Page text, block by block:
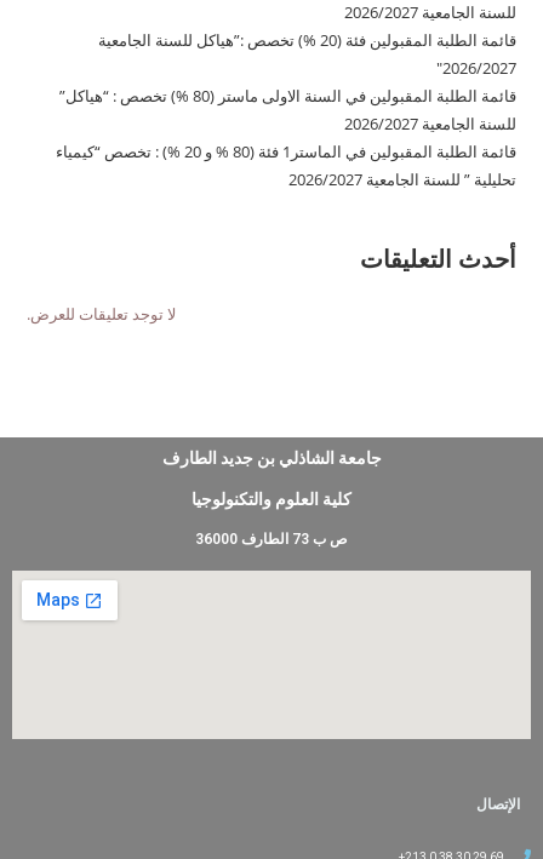
للسنة الجامعية 2026/2027
قائمة الطلبة المقبولين فئة (20 %) تخصص :”هياكل للسنة الجامعية
2026/2027″
قائمة الطلبة المقبولين في السنة الاولى ماستر (80 %) تخصص : “هياكل”
للسنة الجامعية 2026/2027
قائمة الطلبة المقبولين في الماستر1 فئة (80 % و 20 %) : تخصص “كيمياء
تحليلية ” للسنة الجامعية 2026/2027
أحدث التعليقات
لا توجد تعليقات للعرض.
جامعة الشاذلي بن جديد الطارف
كلية العلوم والتكنولوجيا
ص ب 73 الطارف 36000
الإتصال